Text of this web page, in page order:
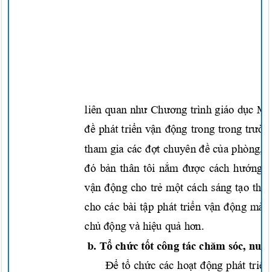
liên quan như Chương trình giáodục
đề pháttriển vận độngtrong trong
tham gia cácđợtchuyênđề củaphòng,
đó bảnthân tôinắm được cáchhướng
vận động cho trẻ mộtcách sángtạo
cho các bàitập phát triển vận động mà
chủ độngvàhiệu quả hơn.
b. Tổ chức tốtcông tácchăm sóc,
Để tổ chức cáchoạt độngphát